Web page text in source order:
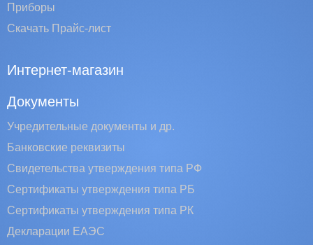
Приборы
Скачать Прайс-лист
Интернет-магазин
Документы
Учредительные документы и др.
Банковские реквизиты
Свидетельства утверждения типа РФ
Сертификаты утверждения типа РБ
Сертификаты утверждения типа РК
Декларации ЕАЭС